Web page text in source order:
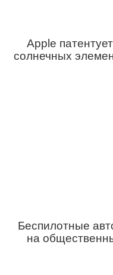
Apple
солнечных
Беспилотные
на